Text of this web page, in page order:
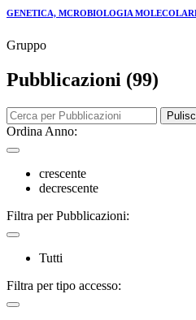
GENETICA, MCROBIOLOGIA
Gruppo
Pubblicazioni (99)
Ordina Anno:
crescente
decrescente
Filtra per Pubblicazioni:
Tutti
Filtra per tipo accesso: